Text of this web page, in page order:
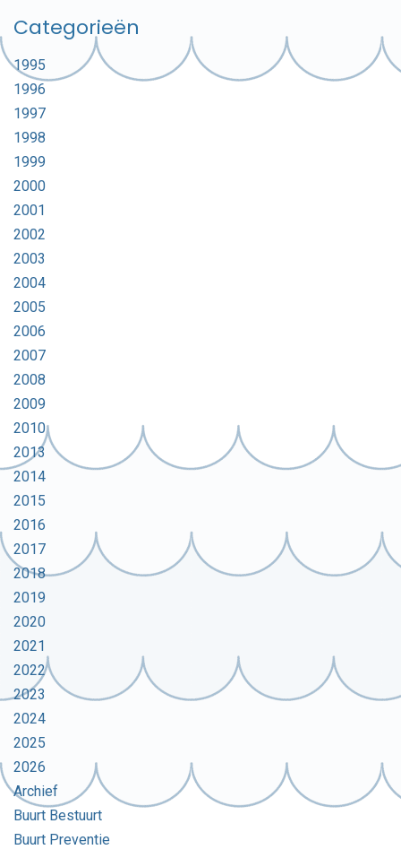
Categorieën
1995
1996
1997
1998
1999
2000
2001
2002
2003
2004
2005
2006
2007
2008
2009
2010
2013
2014
2015
2016
2017
2018
2019
2020
2021
2022
2023
2024
2025
2026
Archief
Buurt Bestuurt
Buurt Preventie